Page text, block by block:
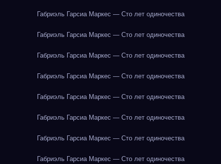
Габриэль Гарсиа Маркес — Сто лет одиночества
Габриэль Гарсиа Маркес — Сто лет одиночества
Габриэль Гарсиа Маркес — Сто лет одиночества
Габриэль Гарсиа Маркес — Сто лет одиночества
Габриэль Гарсиа Маркес — Сто лет одиночества
Габриэль Гарсиа Маркес — Сто лет одиночества
Габриэль Гарсиа Маркес — Сто лет одиночества
Габриэль Гарсиа Маркес — Сто лет одиночества